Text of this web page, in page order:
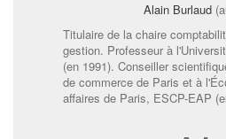
Alain Burlaud
Titulaire de la chaire
gestion. Professeur à
(en 1991). Conseiller
de commerce de Paris et à
affaires de Paris, ESCP-EAP